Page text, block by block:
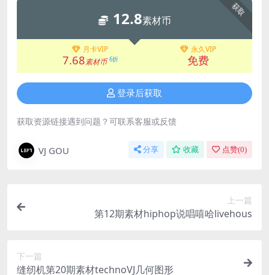
获取
12.8素材币
月卡VIP
7.68素材币 6折
永久VIP
免费
登录后获取
获取资源链接遇到问题？可联系客服或反馈
VJ GOU 分享 收藏 点赞(0)
上一篇
第12期素材hiphop说唱嘻哈livehous
下一篇
缝纫机第20期素材technoVJ几何图形